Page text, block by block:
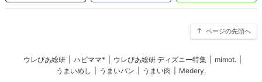
ページの先頭へ
ウレぴあ総研 ハピママ* ウレぴあ総研 ディズニー特集 mimot.
うまいめし
うまいパン うまい肉 Medery.